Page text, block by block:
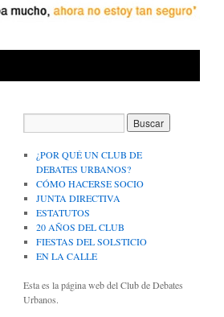
¿POR QUÉ UN CLUB DE
DEBATES URBANOS?
CÓMO HACERSE SOCIO
JUNTA DIRECTIVA
ESTATUTOS
20 AÑOS DEL CLUB
FIESTAS DEL SOLSTICIO
EN LA CALLE
Esta es la página web del Club de Debates
Urbanos.